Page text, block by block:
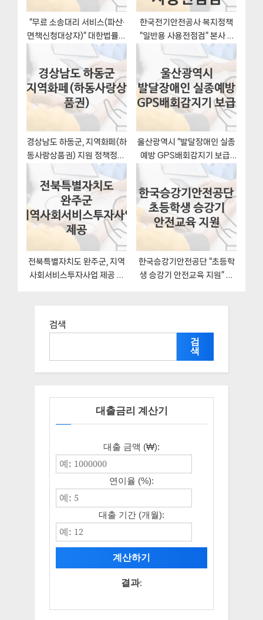
“무료 소송대리 서비스(파산·
면책신청대상자)” 대한법률구
조공단 지원혜택 신청조건과
자격조건
한국전기안전공사 복지정책
“일반용 사용전점검” 본사 –
신청 일정과 자격조건
경상남도 하동군, 지역화페(하
동사랑상품권) 지원 정책정리,
신청 방법과 자격조건
울산광역시 “발달장애인 실종
예방 GPS배회감지기 보급”
복지 지원혜택 신청조건과 자
격조건
전북특별자치도 완주군, 지역
사회서비스투자사업 제공 지
한국승강기안전공단 “초등학
생 승강기 안전교육 지원” 복
검색
검
색
대출금리 계산기
대출 금액 (₩):
연이율 (%):
대출 기간 (개월):
계산하기
결과: